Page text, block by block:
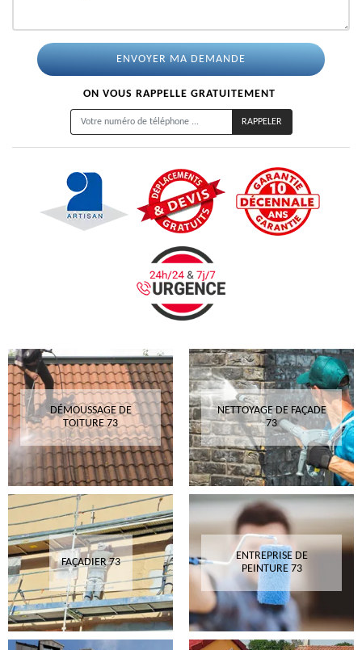
ON VOUS RAPPELLE GRATUITEMENT
DÉMOUSSAGE DE
TOITURE 73
NETTOYAGE DE FAÇADE
73
FAÇADIER 73
ENTREPRISE DE
PEINTURE 73